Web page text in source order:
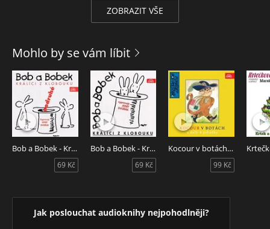
ZOBRAZIT VŠE
Mohlo by se vám líbit
Bob a Bobek - Králíci z klobouku podruhé
69 Kč
Bob a Bobek - Králíci z klobouku
69 Kč
Kocour v botách a další 4 pohádky
99 Kč
Jak poslouchat audioknihy nejpohodlněji?